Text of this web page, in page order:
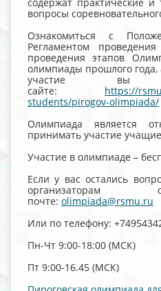
вопросы
Ознакомиться с
Регламентом
проведения этапов
олимпиады прошлого года,
участие
сайте: https://
students/pirogov-olimpiada/
Олимпиада является
принимать участие
Участие в олимпиаде –
Если у вас остались
почте: olimpiada@rsmu.ru
Или по телефону:
Пн-Чт 9:00-18:00 (МСК)
Пт 9:00-16.45 (МСК)